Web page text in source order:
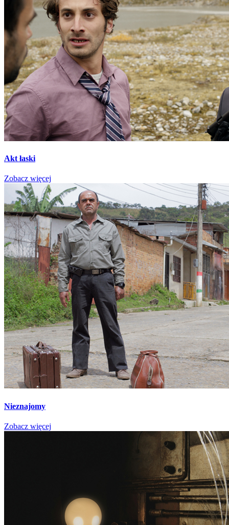
Akt łaski
Zobacz więcej
Nieznajomy
Zobacz więcej